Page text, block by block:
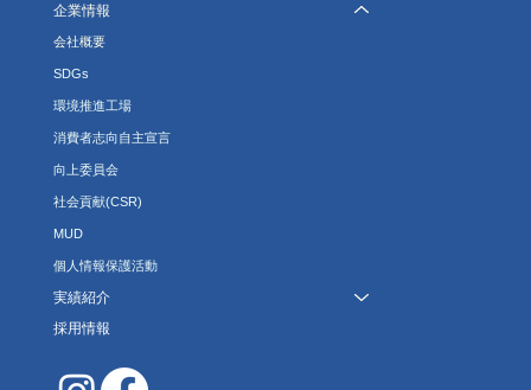
企業情報
会社概要
SDGs
環境推進工場
消費者志向自主宣言
向上委員会
社会貢献(CSR)
MUD
個人情報保護活動
実績紹介
採用情報